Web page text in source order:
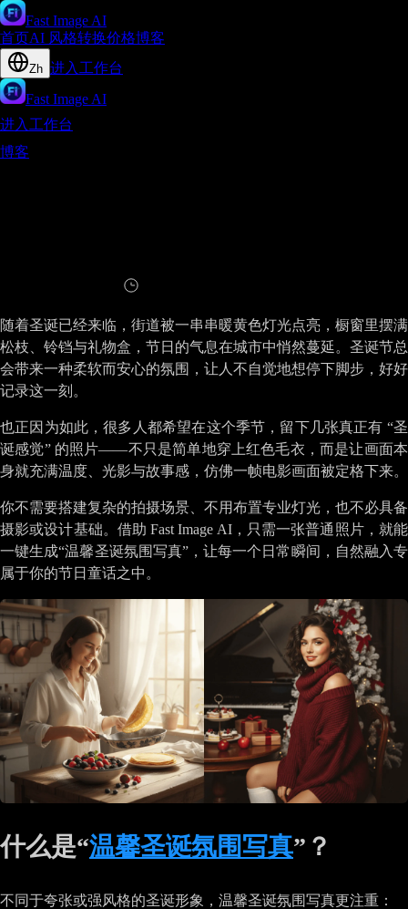
Fast Image AI
首页AI 风格转换价格博客
Zh 进入工作台
Fast Image AI
进入工作台
博客
随着圣诞已经来临，街道被一串串暖黄色灯光点亮，橱窗里摆满
松枝、铃铛与礼物盒，节日的气息在城市中悄然蔓延。圣诞节总
会带来一种柔软而安心的氛围，让人不自觉地想停下脚步，好好
记录这一刻。
也正因为如此，很多人都希望在这个季节，留下几张真正有 “圣
诞感觉” 的照片——不只是简单地穿上红色毛衣，而是让画面本
身就充满温度、光影与故事感，仿佛一帧电影画面被定格下来。
你不需要搭建复杂的拍摄场景、不用布置专业灯光，也不必具备
摄影或设计基础。借助 Fast Image AI，只需一张普通照片，就能
一键生成“温馨圣诞氛围写真”，让每一个日常瞬间，自然融入专
属于你的节日童话之中。
什么是“温馨圣诞氛围写真”？
不同于夸张或强风格的圣诞形象，温馨圣诞氛围写真更注重：